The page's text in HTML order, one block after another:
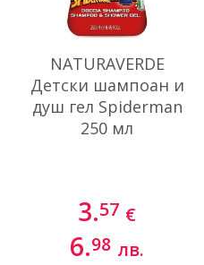
NATURAVERDE
Детски шампоан и
душ гел Spiderman
250 мл
3.57 €
6.98 лв.